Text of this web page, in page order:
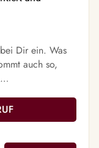
Dir ein. Was
auch so,